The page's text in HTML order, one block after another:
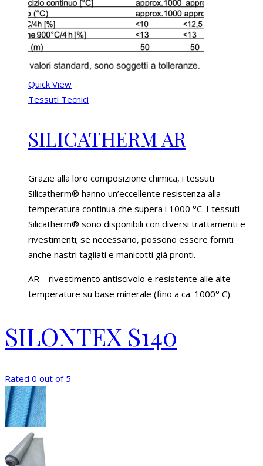
Quick View
Tessuti Tecnici
SILICATHERM AR
Grazie alla loro composizione chimica, i tessuti
Silicatherm® hanno un’eccellente resistenza alla
temperatura continua che supera i 1000 °C. I tessuti
Silicatherm® sono disponibili con diversi trattamenti e
rivestimenti; se necessario, possono essere forniti
anche nastri tagliati e manicotti già pronti.
AR – rivestimento antiscivolo e resistente alle alte
temperature su base minerale (fino a ca. 1000° C).
SILONTEX S140
Rated 0 out of 5